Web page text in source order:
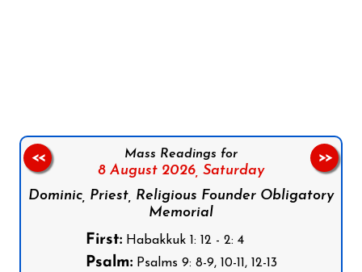
Mass Readings for
8 August 2026, Saturday
Dominic, Priest, Religious Founder Obligatory
Memorial
First:Habakkuk 1: 12 - 2: 4
Psalm:Psalms 9: 8-9, 10-11, 12-13
<< >>